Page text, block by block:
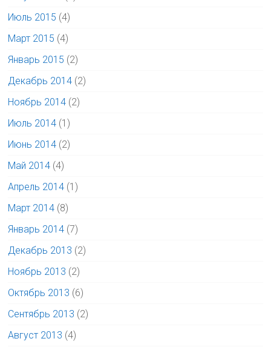
Июль 2015 (4)
Март 2015 (4)
Январь 2015 (2)
Декабрь 2014 (2)
Ноябрь 2014 (2)
Июль 2014 (1)
Июнь 2014 (2)
Май 2014 (4)
Апрель 2014 (1)
Март 2014 (8)
Январь 2014 (7)
Декабрь 2013 (2)
Ноябрь 2013 (2)
Октябрь 2013 (6)
Сентябрь 2013 (2)
Август 2013 (4)